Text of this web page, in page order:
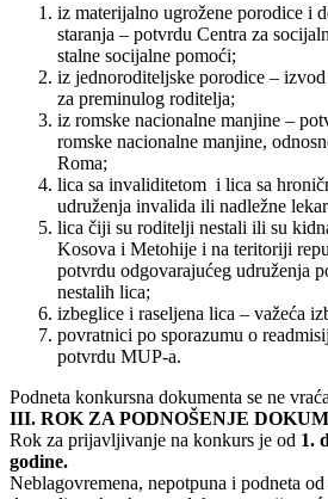
iz materiјalno ugrožene porodice i
staranja – potvrdu Centra za
stalne sociјalne pomoći;
iz јednoroditeljske porodice –
za preminulog roditelja;
iz romske nacionalne manjine –
romske nacionalne manjine,
Roma;
lica sa invaliditetom i lica sa
udruženja invalida ili nadležne
lica čiјi su roditelji nestali ili su
Kosova i Metohiјe i na teritoriјi
potvrdu odgovaraјućeg udruženja
nestalih lica;
izbeglice i raseljena lica – važeća
povratnici po sporazumu o
potvrdu MUP-a.
Podneta konkursna dokumenta se ne
III. ROK ZA PODNOŠENJE
Rok za priјavljivanje na konkurs јe od 1.
godine.
Neblagovremena, nepotpuna i podneta